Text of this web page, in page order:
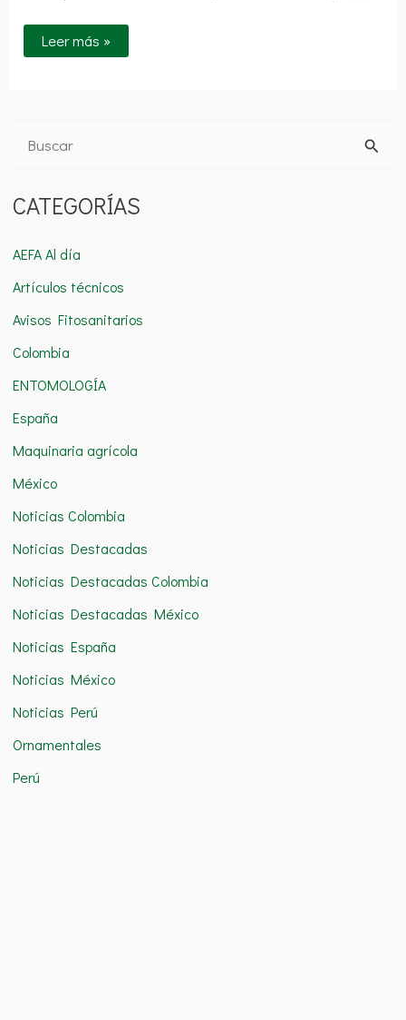
Leer más »
s
a
r
p
o
r
:
CATEGORÍAS
AEFA Al día
Artículos técnicos
Avisos Fitosanitarios
Colombia
ENTOMOLOGÍA
España
Maquinaria agrícola
México
Noticias Colombia
Noticias Destacadas
Noticias Destacadas Colombia
Noticias Destacadas México
Noticias España
Noticias México
Noticias Perú
Ornamentales
Perú